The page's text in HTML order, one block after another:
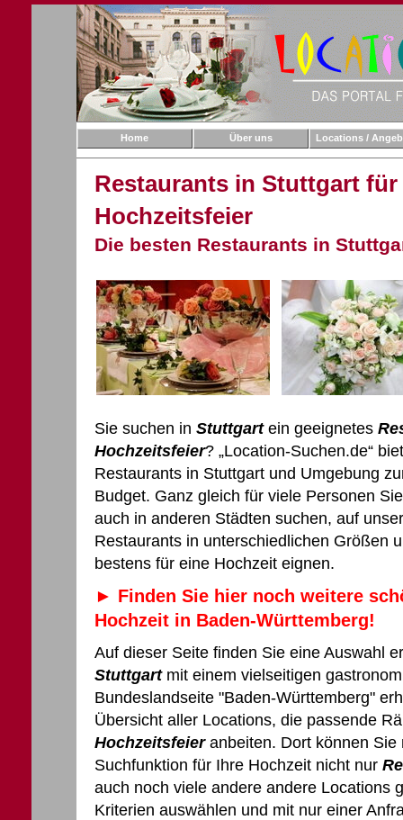
Home Über uns Locations /
Restaurants in Stuttgart für
Hochzeitsfeier
Die besten Restaurants in
Sie suchen in Stuttgartein geeignetes
Hochzeitsfeier? „Location-Suchen.de“
Restaurants in Stuttgart und Umgebung
Budget. Ganz gleich für viele Personen
auch in anderen Städten suchen, auf
Restaurants in unterschiedlichen Größen
bestens für eine Hochzeit eignen.
► Finden Sie hier noch weitere
Hochzeit in Baden-Württemberg!
Auf dieser Seite finden Sie eine Auswahl
Stuttgartmit einem vielseitigen
Bundeslandseite "Baden-Württemberg"
Übersicht aller Locations, die passende
Hochzeitsfeieranbeiten. Dort können Sie
Suchfunktion für Ihre Hochzeit nicht nur
auch noch viele andere andere Locations
Kriterien auswählen und mit nur einer